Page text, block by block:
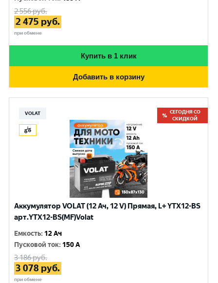
2 556руб.
2 475 руб.
при обмене
Купить в 1 клик
Добавить в корзину
VOLAT
СЕГОДНЯ СО
СКИДКОЙ
Аккумулятор VOLAT (12 Ач, 12 V) Прямая, L+ YTX12-BS
арт.YTX12-BS(MF)Volat
Емкость: 12 Ач
Пусковой ток: 150 A
3 186руб.
3 078 руб.
при обмене